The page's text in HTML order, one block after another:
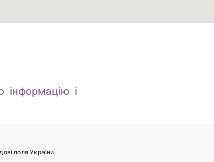
інформацію і
поля України